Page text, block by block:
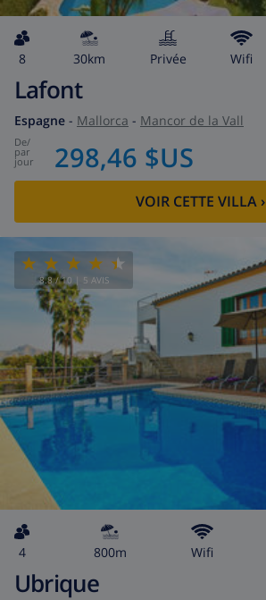
8 30km privée wifi
Lafont
Espagne - Mallorca - Mancor de la Vall
de/
par
jour 298,46 $US
VOIR CETTE VILLA›
8.8/ 10 | 5 AVIS
4 800m wifi
Ubrique